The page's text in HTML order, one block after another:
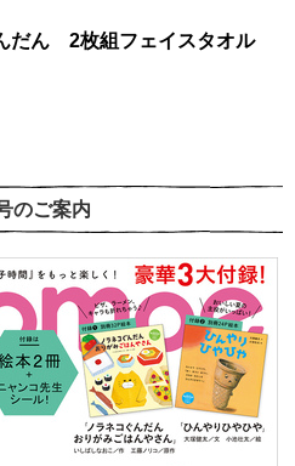
だん 2枚組フェイスタオル
のご案内